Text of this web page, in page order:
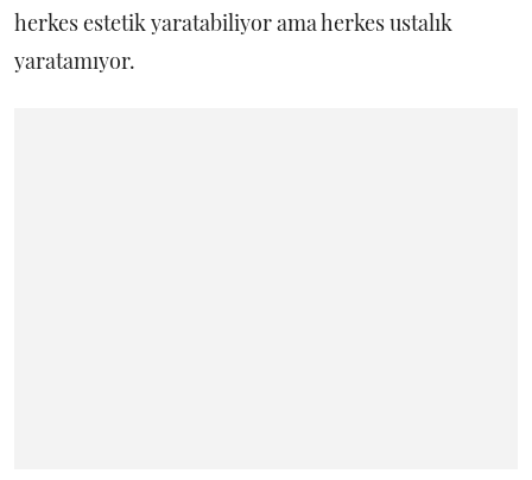
herkes estetik yaratabiliyor ama herkes ustalık
yaratamıyor.